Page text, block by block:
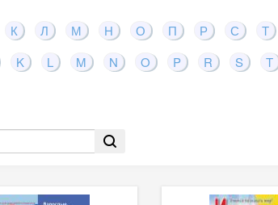
К Л М Н О П Р С Т
K L M N O P R S T